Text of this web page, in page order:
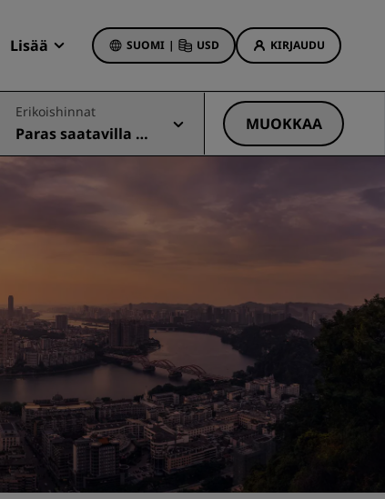
Lisää
Radisson Rewards
Varaukseni
SUOMI | USD KIRJAUDU
Hotellitarjoukset
Matkaideoita
Perheystävälliset hotellit
Rad Pets
Hääjuhlapaikat
Vastuullisia yöpymisiä
Urheilujoukkueiden yöpymiset
Erikoishinnat
Paras saatavilla ol
eva hinta
MUOKKAA